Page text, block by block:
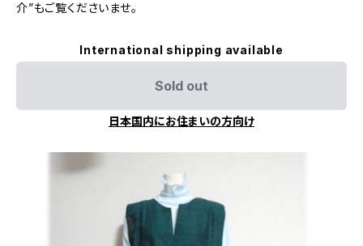
介”もご覧くださいませ。
International shipping available
Sold out
日本国内にお住まいの方向け